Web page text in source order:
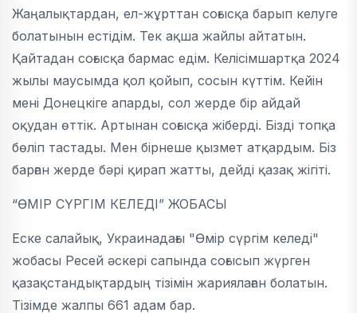
Жаңалықтардан, ел-жұрттан соғысқа барып келуге
болатынын естідім. Тек ақша жайлы айтатын.
Қайтадан соғысқа бармас едім. Келісімшартқа 2024
жылы маусымда қол қойып, сосын күттім. Кейін
мені Донецкіге апарды, сол жерде бір айдай
оқудан өттік. Артынан соғысқа жіберді. Бізді топқа
бөліп тастады. Мен бірнеше қызмет атқардым. Біз
барған жерде бәрі қирап жатты, дейді қазақ жігіті.
“ӨМІР СҮРГІМ КЕЛЕДІ” ЖОБАСЫ
Еске салайық, Украинадағы "Өмір сүргім келеді"
жобасы Ресей әскері сапында соғысып жүрген
қазақстандықтардың тізімін жариялаған болатын.
Тізімде жалпы 661 адам бар.